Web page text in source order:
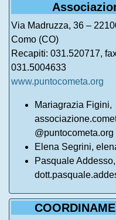
Via Madruzza, 36 –
Como (CO)
Recapiti: 031.520717,
031.5004633
www.puntocometa.org
Mariagrazia Figini,
@puntocometa.org
Elena Segrini,
Pasquale Addesso,